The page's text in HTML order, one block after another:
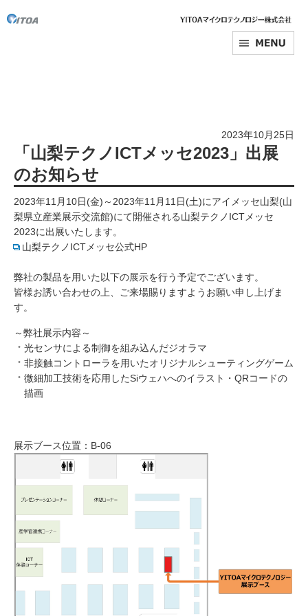
2023年10月25日
「山梨テクノICTメッセ2023」出展
のお知らせ
2023年11月10日(金)～2023年11月11日(土)にアイメッセ山梨(山
梨県立産業展示交流館)にて開催される山梨テクノICTメッセ
2023に出展いたします。
山梨テクノICTメッセ公式HP
弊社の製品を用いた以下の展示を行う予定でございます。
皆様お誘い合わせの上、ご来場賜りますようお願い申し上げま
す。
～弊社展示内容～
光センサによる制御を組み込んだジオラマ
非接触コントローラを用いたオリジナルシューティングゲーム
微細加工技術を応用したSiウェハへのイラスト・QRコードの
描画
展示ブース位置：B-06